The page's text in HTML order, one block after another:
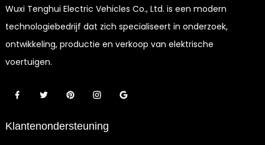
Wuxi Tenghui Electric Vehicles Co., Ltd. is een modern
technologiebedrijf dat zich specialiseert in onderzoek,
ontwikkeling, productie en verkoop van elektrische
voertuigen.
Klantenondersteuning